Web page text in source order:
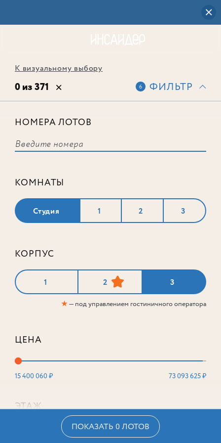
К визуальному выбору
0 из 371 6 ФИЛЬТР
НОМЕРА ЛОТОВ
КОМНАТЫ
Студия 1 2 3
КОРПУС
1 2 3
★— под управлением гостиничного оператора
ЦЕНА
15 400 060 ₽ 73 093 625 ₽
ЭТАЖ
ПОКАЗАТЬ 0 ЛОТОВ
соответствует ни одного лота